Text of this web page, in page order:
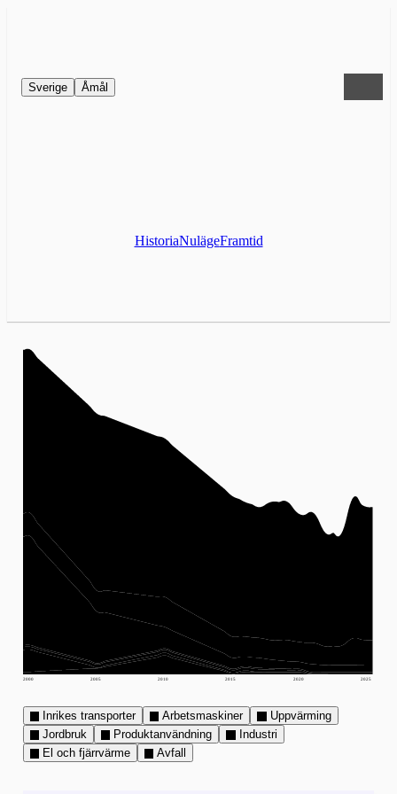
Sverige Åmål
HistoriaNulägeFramtid
2000 2005 2010 2015 2020 2025
Inrikes transporter Arbetsmaskiner
Uppvärming
Jordbruk
Produktanvändning
Industri
El och fjärrvärme
Avfall